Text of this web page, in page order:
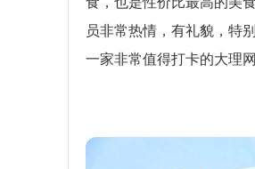
员非常热情，有礼貌，特
一家非常值得打卡的大理网